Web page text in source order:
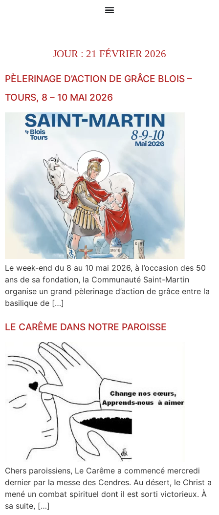
JOUR : 21 FÉVRIER 2026
PÈLERINAGE D’ACTION DE GRÂCE BLOIS –
TOURS, 8 – 10 MAI 2026
Le week-end du 8 au 10 mai 2026, à l’occasion des 50
ans de sa fondation, la Communauté Saint-Martin
organise un grand pèlerinage d’action de grâce entre la
basilique de […]
LE CARÊME DANS NOTRE PAROISSE
Chers paroissiens, Le Carême a commencé mercredi
dernier par la messe des Cendres. Au désert, le Christ a
mené un combat spirituel dont il est sorti victorieux. À
sa suite, […]